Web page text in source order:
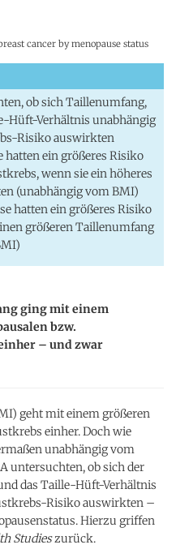
cancer by menopause status
ob sich Taillenumfang,
Hüft-Verhältnis unabhängig
Risiko auswirkten
hatten ein größeres Risiko
wenn sie ein höheres
(unabhängig vom BMI)
hatten ein größeres Risiko
größeren Taillenumfang
ging mit einem
bzw.
– und zwar
geht mit einem größeren
einher. Doch wie
unabhängig vom
untersuchten, ob sich der
das Taille-Hüft-Verhältnis
Risiko auswirkten –
Hierzu griffen
Studieszurück.